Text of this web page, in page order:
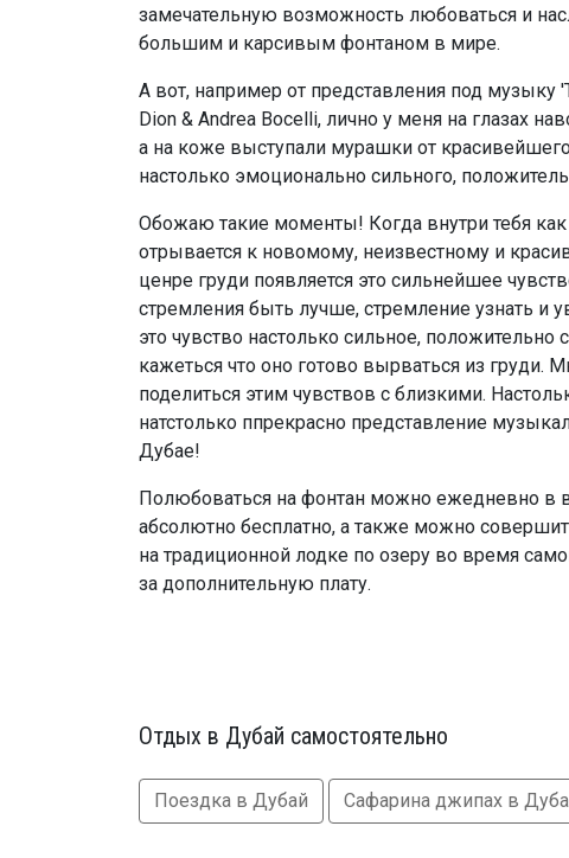
замечательную возможность любоваться и
большим и карсивым фонтаном в мире.
А вот, например от представления под музыку
Dion & Andrea Bocelli, лично у меня на глазах
а на коже выступали мурашки от
настолько эмоционально сильного,
Обожаю такие моменты! Когда внутри тебя как
отрывается к новомому, неизвестному и
ценре груди появляется это сильнейшее
стремления быть лучше, стремление узнать и
это чувство настолько сильное, положительно
кажеться что оно готово вырваться из груди.
поделиться этим чувствов с близкими.
натстолько ппрекрасно представление
Дубае!
Полюбоваться на фонтан можно ежедневно в
абсолютно бесплатно, а также можно
на традиционной лодке по озеру во время
за дополнительную плату.
Отдых в Дубай самостоятельно
Поездка в Дубай Сафарина джипах в